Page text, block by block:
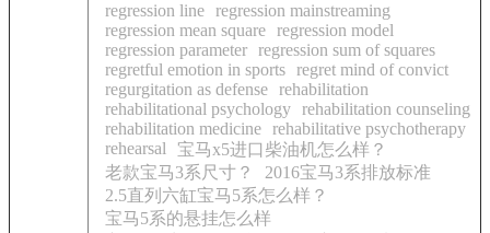
regression line regression mainstreaming
regression mean square regression model
regression parameter regression sum of squares
regretful emotion in sports regret mind of convict
regurgitation as defense rehabilitation
rehabilitational psychology rehabilitation counseling
rehabilitation medicine rehabilitative psychotherapy
rehearsal
宝马x5进口柴油机怎么样？
老款宝马3系尺寸？
2016宝马3系排放标准
2.5直列六缸宝马5系怎么样？
宝马5系的悬挂怎么样